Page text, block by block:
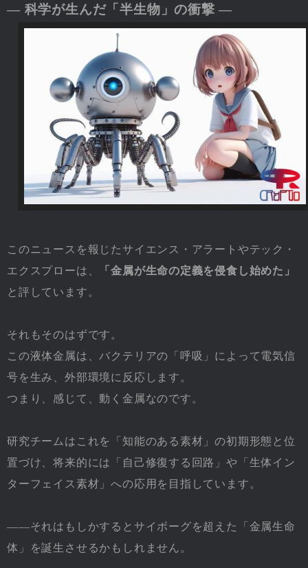
― 科学が生んだ「半生物」の衝撃 ―
このニュースを報じたサイエンス・アラートやテック・
エクスプローは、
「金属が生命の定義を侵食し始めた」
と評しています。
それもそのはずです。
この液体金属は、バクテリアの「呼吸」によって電気信
号を生み、外部環境に反応します。
つまり、感じて、動く金属なのです。
研究チームはこれを「知能のある素材」の初期形態と位
置づけ、将来的には「自己修復する回路」や「生体イン
ターフェイス素材」への応用を目指しています。
――それはもしかするとサイボーグを超えた「金属生命
体」を誕生させるかもしれません。